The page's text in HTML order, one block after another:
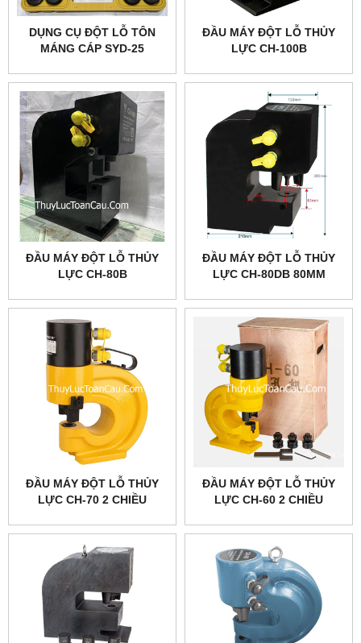
DỤNG CỤ ĐỘT LỖ TÔN
MÁNG CÁP SYD-25
ĐẦU MÁY ĐỘT LỖ THỦY
LỰC CH-100B
ĐẦU MÁY ĐỘT LỖ THỦY
LỰC CH-80B
ĐẦU MÁY ĐỘT LỖ THỦY
LỰC CH-80DB 80MM
ĐẦU MÁY ĐỘT LỖ THỦY
LỰC CH-70 2 CHIỀU
ĐẦU MÁY ĐỘT LỖ THỦY
LỰC CH-60 2 CHIỀU